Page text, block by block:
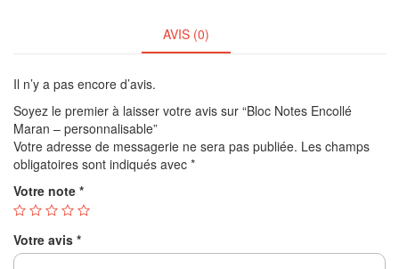
AVIS (0)
Il n’y a pas encore d’avis.
Soyez le premier à laisser votre avis sur “Bloc Notes Encollé
Maran – personnalisable”
Votre adresse de messagerie ne sera pas publiée. Les champs
obligatoires sont indiqués avec *
Votre note *
Votre avis *